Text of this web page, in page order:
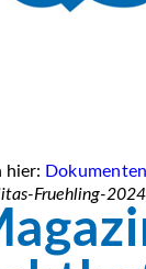
hier:
Fruehling-